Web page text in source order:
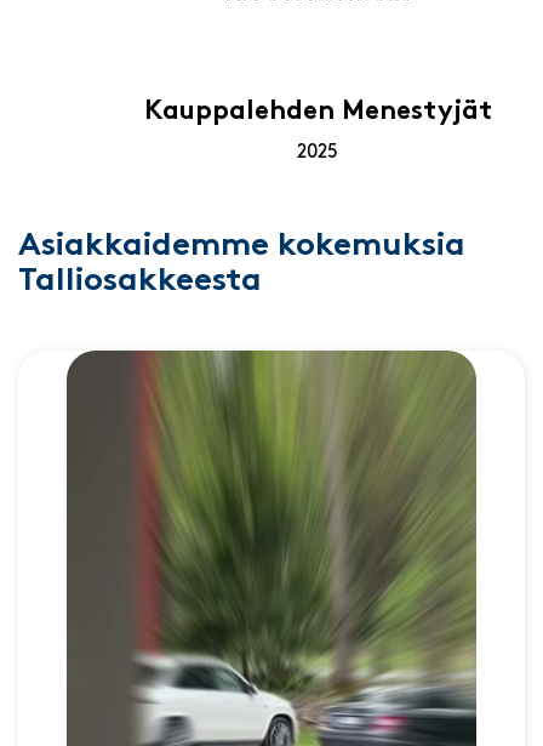
Kauppalehden Menestyjät
2025
Asiakkaidemme kokemuksia
Talliosakkeesta